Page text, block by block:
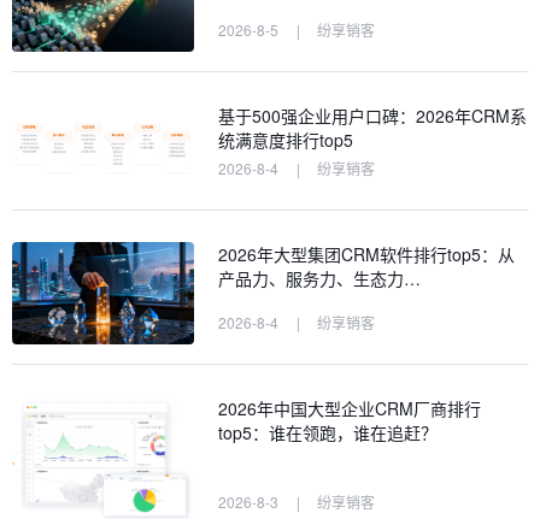
2026-8-5 | 纷享销客
基于500强企业用户口碑：2026年CRM系
统满意度排行top5
2026-8-4 | 纷享销客
2026年大型集团CRM软件排行top5：从
产品力、服务力、生态力…
2026-8-4 | 纷享销客
2026年中国大型企业CRM厂商排行
top5：谁在领跑，谁在追赶？
2026-8-3 | 纷享销客